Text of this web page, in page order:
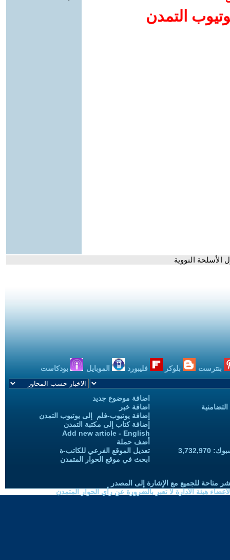
التمدن
النووية
بنترست بلوكر فليبورد الموبايل بودكاست
اضافة موضوع جديد
اضافة خبر
إضافة يوتيوب-فلم إلى يوتيوب التمدن
إضافة كتاب إلى مكتبة التمدن
Add new article - English
أضف حملة
تعديل الموقع الفرعي للكاتب-ة
ابحث في موقع الحوار المتمدن
متاحة للجميع مع الإشارة إلى المصدر
هيئة الادارة لا تعبر بالضرورة عن رأي الحوار المتمدن